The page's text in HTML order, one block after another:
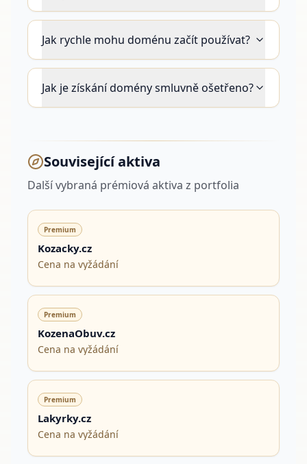
Jak rychle mohu doménu začít používat?
Jak je získání domény smluvně ošetřeno?
Související aktiva
Další vybraná prémiová aktiva z portfolia
Premium
Kozacky.cz
Cena na vyžádání
Premium
KozenaObuv.cz
Cena na vyžádání
Premium
Lakyrky.cz
Cena na vyžádání